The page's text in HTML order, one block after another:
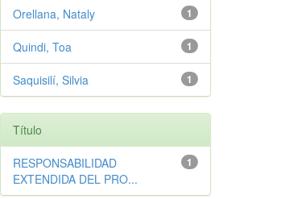
1
Orellana, Nataly
1
Quindi, Toa
1
Saquisilí, Silvia
Título
1
RESPONSABILIDAD
EXTENDIDA DEL PRO...